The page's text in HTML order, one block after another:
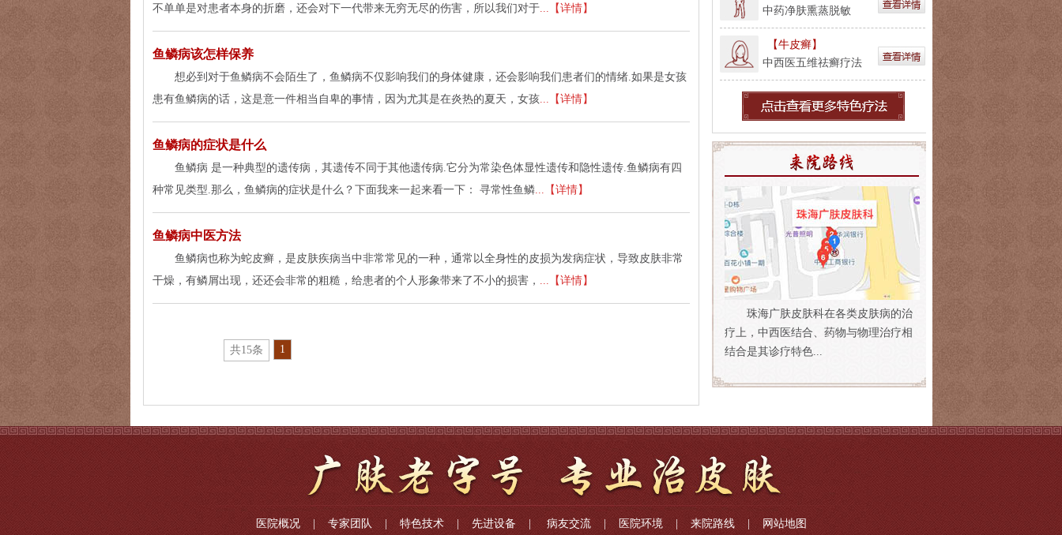
不单单是对患者本身的折磨，还会对下一代带来无穷无尽的伤害，所以我们对于...【详情】
鱼鳞病该怎样保养
想必到对于鱼鳞病不会陌生了，鱼鳞病不仅影响我们的身体健康，还会影响我们患者们的情绪.如果是女孩
患有鱼鳞病的话，这是意一件相当自卑的事情，因为尤其是在炎热的夏天，女孩...【详情】
鱼鳞病的症状是什么
鱼鳞病 是一种典型的遗传病，其遗传不同于其他遗传病.它分为常染色体显性遗传和隐性遗传.鱼鳞病有四
种常见类型.那么，鱼鳞病的症状是什么？下面我来一起来看一下： 寻常性鱼鳞...【详情】
鱼鳞病中医方法
鱼鳞病也称为蛇皮癣，是皮肤疾病当中非常常见的一种，通常以全身性的皮损为发病症状，导致皮肤非常
干燥，有鳞屑出现，还还会非常的粗糙，给患者的个人形象带来了不小的损害， ...【详情】
共15条 1
中药净肤熏蒸脱敏
【牛皮癣】
中西医五维祛癣疗法
珠海广肤皮肤科在各类皮肤病的治
疗上，中西医结合、药物与物理治疗相
结合是其诊疗特色...
医院概况 专家团队 特色技术 先进设备 病友交流 医院环境 来院路线 网站地图